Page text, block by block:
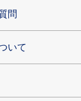
問
いて